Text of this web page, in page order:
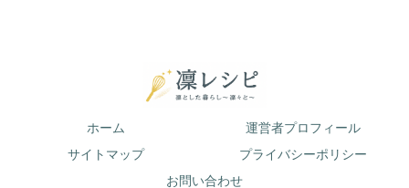
ホーム
運営者プロフィール
サイトマップ
プライバシーポリシー
お問い合わせ